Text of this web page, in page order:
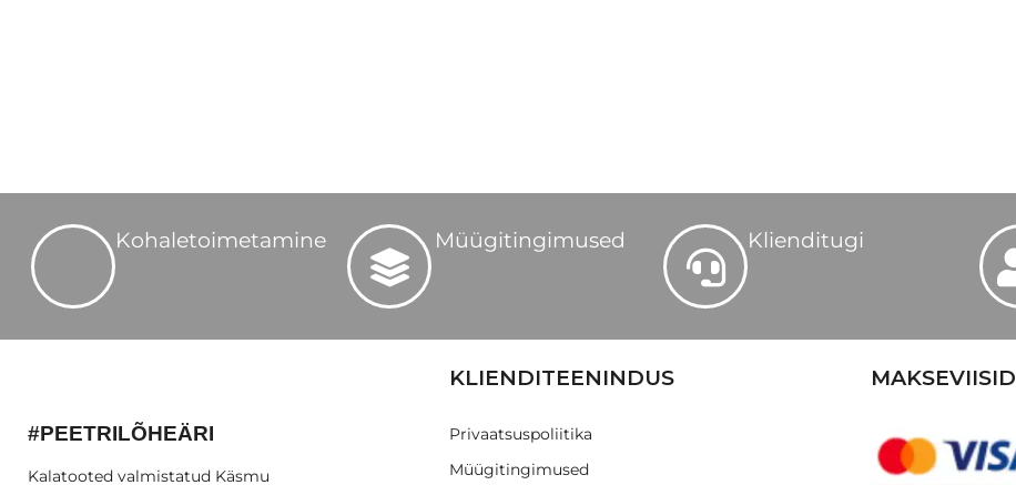
Kohaletoimetamine Müügitingimused Klienditugi
#PEETRILÕHEÄRI
Kalatooted valmistatud Käsmu
KLIENDITEENINDUS
Privaatsuspoliitika
Müügitingimused
MAKSEVIISID